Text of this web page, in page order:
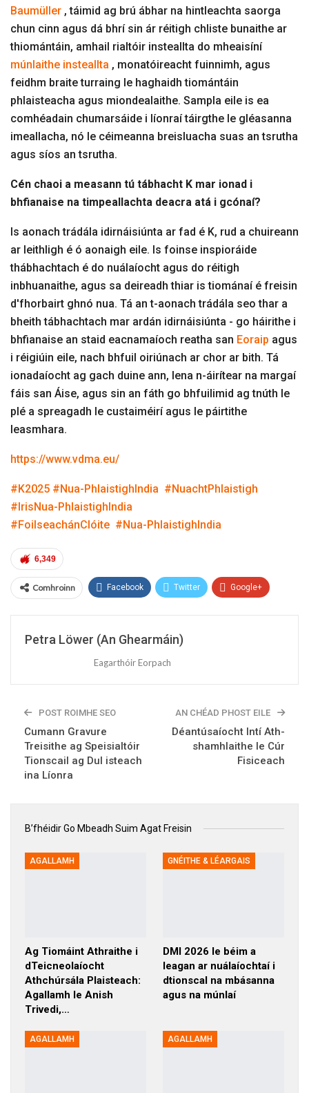
Baumüller , táimid ag brú ábhar na hintleachta saorga
chun cinn agus dá bhrí sin ár réitigh chliste bunaithe ar
thiomántáin, amhail rialtóir insteallta do mheaisíní
múnlaithe insteallta , monatóireacht fuinnimh, agus
feidhm braite turraing le haghaidh tiomántáin
phlaisteacha agus miondealaithe. Sampla eile is ea
comhéadain chumarsáide i líonraí táirgthe le gléasanna
imeallacha, nó le céimeanna breisluacha suas an tsrutha
agus síos an tsrutha.
Cén chaoi a measann tú tábhacht K mar ionad i
bhfianaise na timpeallachta deacra atá i gcónaí?
Is aonach trádála idirnáisiúnta ar fad é K, rud a chuireann
ar leithligh é ó aonaigh eile. Is foinse inspioráide
thábhachtach é do nuálaíocht agus do réitigh
inbhuanaithe, agus sa deireadh thiar is tiománaí é freisin
d'fhorbairt ghnó nua. Tá an t-aonach trádála seo thar a
bheith tábhachtach mar ardán idirnáisiúnta - go háirithe i
bhfianaise an staid eacnamaíoch reatha san Eoraip agus
i réigiúin eile, nach bhfuil oiriúnach ar chor ar bith. Tá
ionadaíocht ag gach duine ann, lena n-áirítear na margaí
fáis san Áise, agus sin an fáth go bhfuilimid ag tnúth le
plé a spreagadh le custaiméirí agus le páirtithe
leasmhara.
https://www.vdma.eu/
#K2025 #Nua-PhlaistighIndia #NuachtPhlaistigh
#IrisNua-PhlaistighIndia
#FoilseachánClóite #Nua-PhlaistighIndia
6,349
Comhroinn Facebook Twitter Google+
Ríomhphost Linkedin Teileagram
Petra Löwer (An Ghearmáin)
Eagarthóir Eorpach
POST ROIMHE SEO
Cumann Gravure
Treisithe ag Speisialtóir
Tionscail ag Dul isteach
ina Líonra
AN CHÉAD PHOST EILE
Déantúsaíocht Intí Ath-
shamhlaithe le Cúr
Fisiceach
B’fhéidir Go Mbeadh Suim Agat Freisin
Tuilleadh Ón
AGALLAMH
Ag Tiomáint Athraithe i
dTeicneolaíocht
Athchúrsála Plaisteach:
Agallamh le Anish
Trivedi,…
GNÉITHE & LÉARGAIS
DMI 2026 le béim a
leagan ar nuálaíochtaí i
dtionscal na mbásanna
agus na múnlaí
AGALLAMH AGALLAMH